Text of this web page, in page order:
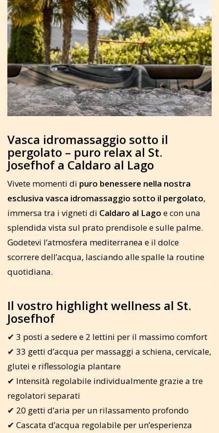
Vasca idromassaggio sotto il
pergolato – puro relax al St.
Josefhof a Caldaro al Lago
Vivete momenti di puro benessere nella nostra
esclusiva vasca idromassaggio sotto il pergolato,
immersa tra i vigneti di Caldaro al Lago e con una
splendida vista sul prato prendisole e sulle palme.
Godetevi l’atmosfera mediterranea e il dolce
scorrere dell’acqua, lasciando alle spalle la routine
quotidiana.
Il vostro highlight wellness al St.
Josefhof
✔ 3 posti a sedere e 2 lettini per il massimo comfort
✔ 33 getti d’acqua per massaggi a schiena, cervicale,
glutei e riflessologia plantare
✔ Intensità regolabile individualmente grazie a tre
regolatori separati
✔ 20 getti d’aria per un rilassamento profondo
✔ Cascata d’acqua regolabile per un’esperienza